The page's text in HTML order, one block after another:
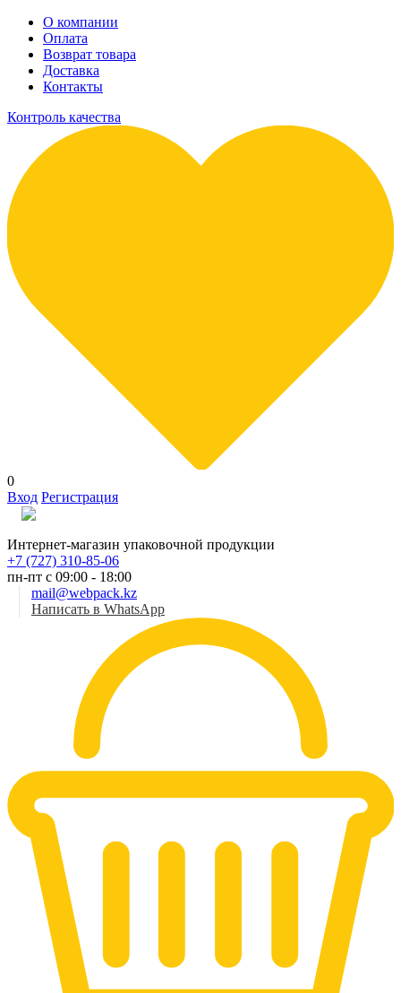
О компании
Оплата
Возврат товара
Доставка
Контакты
Контроль качества
0
Вход Регистрация
Интернет-магазин упаковочной продукции
+7 (727) 310-85-06
пн-пт с 09:00 - 18:00
mail@webpack.kz
Написать в WhatsApp